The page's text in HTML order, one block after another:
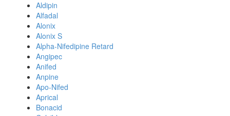
Aldipin
Alfadal
Alonix
Alonix S
Alpha-Nifedipine Retard
Angipec
Anifed
Anpine
Apo-Nifed
Aprical
Bonacid